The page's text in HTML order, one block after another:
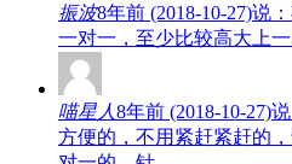
振波8年前 (2018-10-27)说
一对一，至少比较高大上
喵星人8年前 (2018-10-27)
方便的，不用紧赶紧赶的